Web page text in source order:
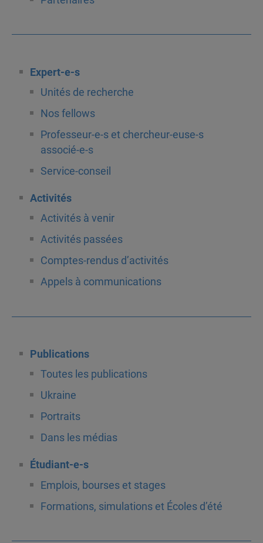
Expert-e-s
Unités de recherche
Nos fellows
Professeur-e-s et chercheur-euse-s
associé-e-s
Service-conseil
Activités
Activités à venir
Activités passées
Comptes-rendus d’activités
Appels à communications
Publications
Toutes les publications
Ukraine
Portraits
Dans les médias
Étudiant-e-s
Emplois, bourses et stages
Formations, simulations et Écoles d’été